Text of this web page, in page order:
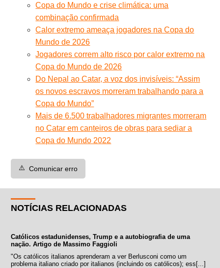
Copa do Mundo e crise climática: uma
combinação confirmada
Calor extremo ameaça jogadores na Copa do
Mundo de 2026
Jogadores correm alto risco por calor extremo na
Copa do Mundo de 2026
Do Nepal ao Catar, a voz dos invisíveis: “Assim
os novos escravos morreram trabalhando para a
Copa do Mundo”
Mais de 6.500 trabalhadores migrantes morreram
no Catar em canteiros de obras para sediar a
Copa do Mundo 2022
⚠️ Comunicar erro
NOTÍCIAS RELACIONADAS
Católicos estadunidenses, Trump e a autobiografia de uma
nação. Artigo de Massimo Faggioli
"Os católicos italianos aprenderam a ver Berlusconi como um
problema italiano criado por italianos (incluindo os católicos); ess[...]